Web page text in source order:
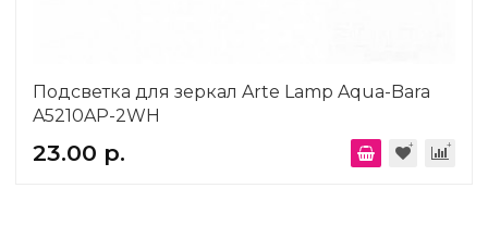
Подсветка для зеркал Arte Lamp Aqua-Bara
A5210AP-2WH
23.00 р.